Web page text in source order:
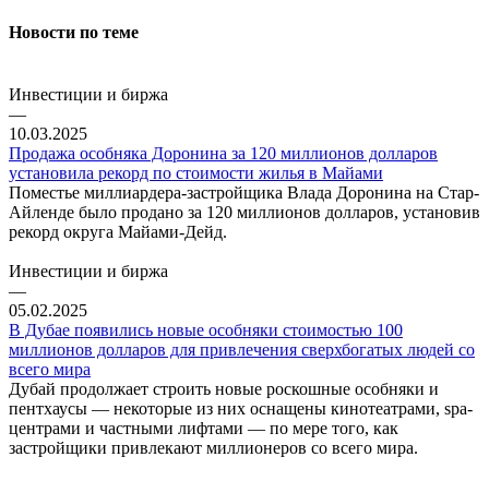
Новости по теме
Инвестиции и биржа
—
10.03.2025
Продажа особняка Доронина за 120 миллионов долларов
установила рекорд по стоимости жилья в Майами
Поместье миллиардера-застройщика Влада Доронина на Стар-
Айленде было продано за 120 миллионов долларов, установив
рекорд округа Майами-Дейд.
Инвестиции и биржа
—
05.02.2025
В Дубае появились новые особняки стоимостью 100
миллионов долларов для привлечения сверхбогатых людей со
всего мира
Дубай продолжает строить новые роскошные особняки и
пентхаусы — некоторые из них оснащены кинотеатрами, spa-
центрами и частными лифтами — по мере того, как
застройщики привлекают миллионеров со всего мира.